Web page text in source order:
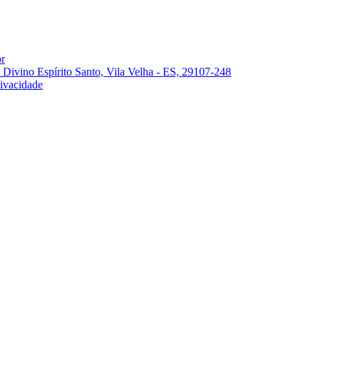
Divino Espírito Santo, Vila Velha - ES, 29107-248